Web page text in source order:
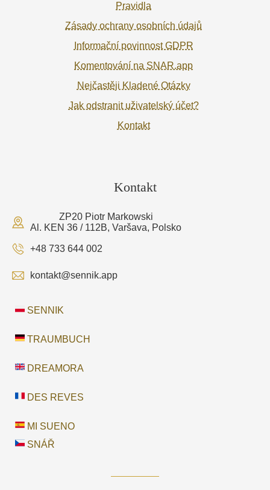
Pravidla
Zásady ochrany osobních údajů
Informační povinnost GDPR
Komentování na SNAR.app
Nejčastěji Kladené Otázky
Jak odstranit uživatelský účet?
Kontakt
Kontakt
ZP20 Piotr Markowski
Al. KEN 36 / 112B, Varšava, Polsko
+48 733 644 002
kontakt@sennik.app
SENNIK
TRAUMBUCH
DREAMORA
DES REVES
MI SUENO
SNÁŘ